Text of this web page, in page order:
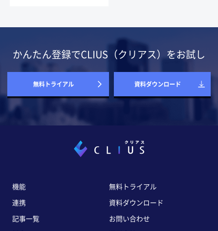
かんたん登録でCLIUS（クリアス）をお試し
無料トライアル 資料ダウンロード
機能
連携
記事一覧
無料トライアル
資料ダウンロード
お問い合わせ